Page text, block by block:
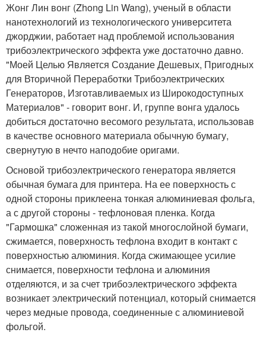
Жонг Лин вонг (Zhong Lin Wang), ученый в области
нанотехнологий из технологического университета
джорджии, работает над проблемой использования
трибоэлектрического эффекта уже достаточно давно.
"Моей Целью Является Создание Дешевых, Пригодных
для Вторичной Переработки Трибоэлектрических
Генераторов, Изготавливаемых из Широкодоступных
Материалов" - говорит вонг. И, группе вонга удалось
добиться достаточно весомого результата, использовав
в качестве основного материала обычную бумагу,
свернутую в нечто наподобие оригами.
Основой трибоэлектрического генератора является
обычная бумага для принтера. На ее поверхность с
одной стороны приклеена тонкая алюминиевая фольга,
а с другой стороны - тефлоновая пленка. Когда
"Гармошка" сложенная из такой многослойной бумаги,
сжимается, поверхность тефлона входит в контакт с
поверхностью алюминия. Когда сжимающее усилие
снимается, поверхности тефлона и алюминия
отделяются, и за счет трибоэлектрического эффекта
возникает электрический потенциал, который снимается
через медные провода, соединенные с алюминиевой
фольгой.